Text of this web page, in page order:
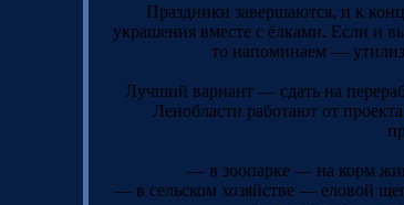
Праздники завершаются, и к
украшения вместе с ёлками. Если и
то напоминаем —
‌Лучший вариант — сдать на
Ленобласти работают от проекта
— в зоопарке — на корм
— в сельском хозяйстве — еловой